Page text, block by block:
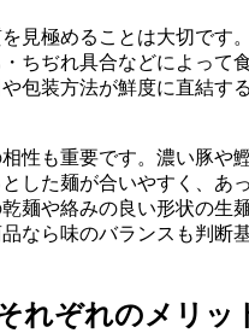
見極めることは大切です
ちぢれ具合などによって
包装方法が鮮度に直結す
性も重要です。濃い豚や
した麺が合いやすく、あ
麺や絡みの良い形状の生
なら味のバランスも判断
れぞれのメリッ